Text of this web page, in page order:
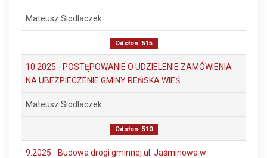
Mateusz Siodlaczek
Odsłon: 515
10.2025 - POSTĘPOWANIE O UDZIELENIE ZAMÓWIENIA
NA UBEZPIECZENIE GMINY REŃSKA WIEŚ
Mateusz Siodlaczek
Odsłon: 510
9.2025 - Budowa drogi gminnej ul. Jaśminowa w